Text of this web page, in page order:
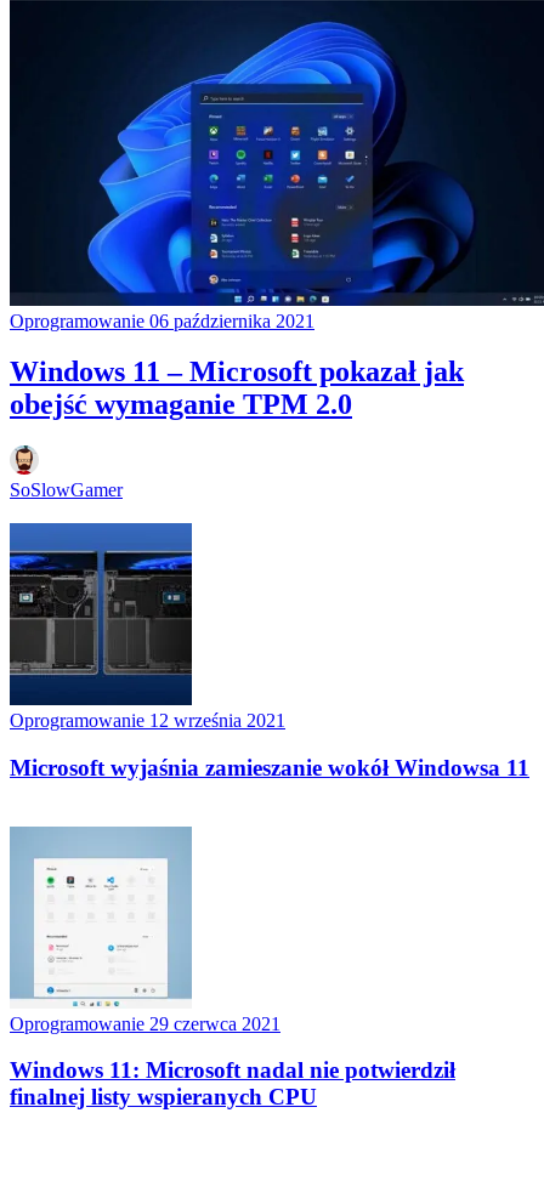
Oprogramowanie 06 października 2021
Windows 11 – Microsoft pokazał jak
obejść wymaganie TPM 2.0
SoSlowGamer
Oprogramowanie 12 września 2021
Microsoft wyjaśnia zamieszanie wokół Windowsa 11
Oprogramowanie 29 czerwca 2021
Windows 11: Microsoft nadal nie potwierdził
finalnej listy wspieranych CPU